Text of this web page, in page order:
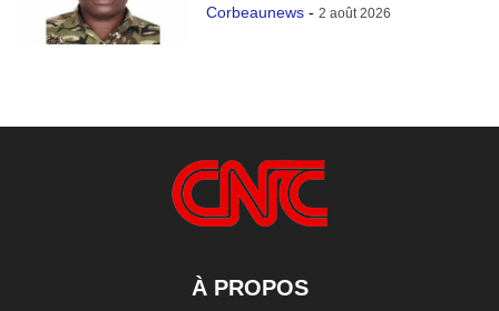
Corbeaunews - 2 août 2026
À PROPOS